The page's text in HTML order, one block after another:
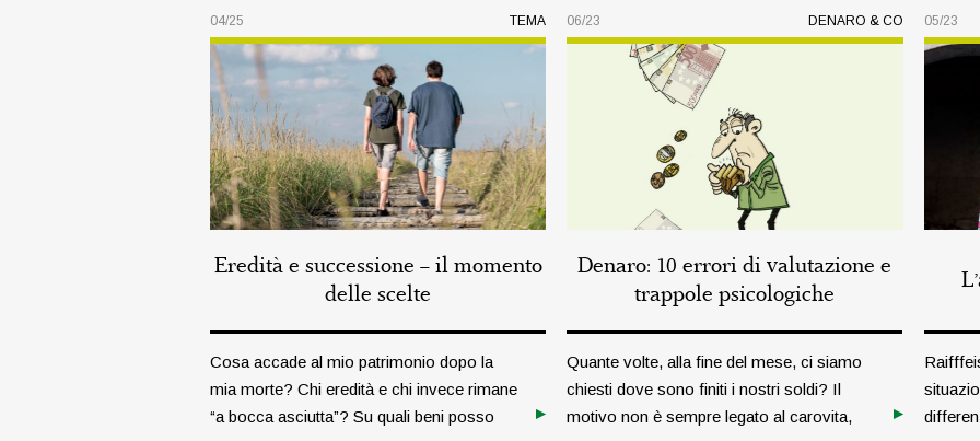
TEMA
04/25
Eredità e successione – il momento
delle scelte
Cosa accade al mio patrimonio dopo la
mia morte? Chi eredità e chi invece rimane
“a bocca asciutta”? Su quali beni posso
DENARO & CO
TEMA
06/23
Denaro: 10 errori di valutazione e
trappole psicologiche
Quante volte, alla fine del mese, ci siamo
chiesti dove sono finiti i nostri soldi? Il
motivo non è sempre legato al carovita,
05/23